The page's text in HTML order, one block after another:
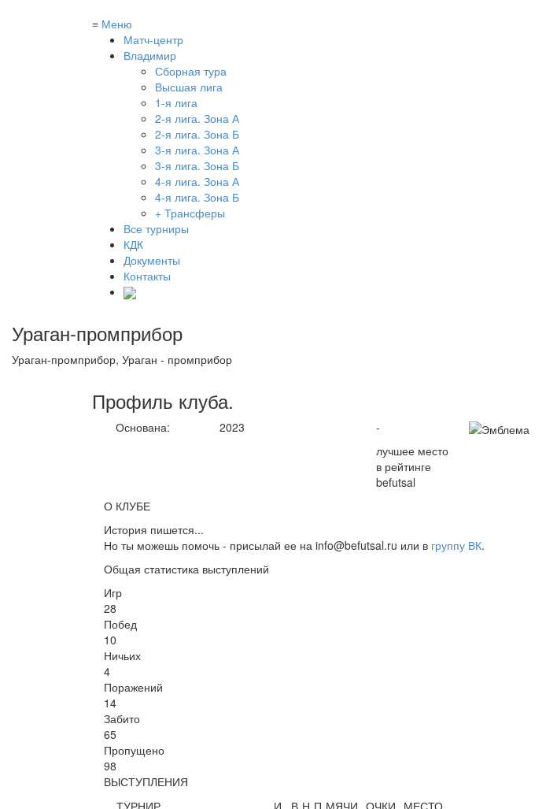
≡ Меню
Матч-центр
Владимир
Сборная тура
Высшая лига
1-я лига
2-я лига. Зона А
2-я лига. Зона Б
3-я лига. Зона А
3-я лига. Зона Б
4-я лига. Зона А
4-я лига. Зона Б
+ Трансферы
Все турниры
КДК
Документы
Контакты
Ураган-промприбор
Ураган-промприбор, Ураган - промприбор
Профиль клуба.
Основана: 2023
-
лучшее место
в рейтинге
befutsal
О КЛУБЕ
История пишется...
Но ты можешь помочь - присылай ее на info@befutsal.ru или в группу ВК.
Общая статистика выступлений
Игр
28
Побед
10
Ничьих
4
Поражений
14
Забито
65
Пропущено
98
ВЫСТУПЛЕНИЯ